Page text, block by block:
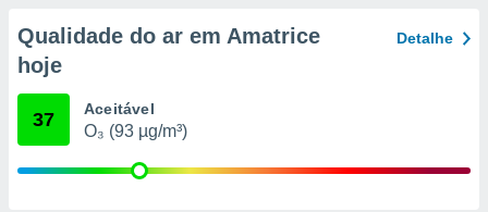
através
Qualidade do ar em Amatrice
hoje
Detalhe
37 Aceitável
O₃ (93 µg/m³)